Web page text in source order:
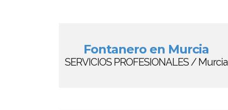
Fontanero en Murcia
SERVICIOS PROFESIONALES / Murcia